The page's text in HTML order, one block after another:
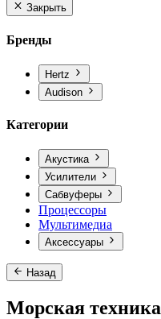
Закрыть
Бренды
Hertz
Audison
Категории
Акустика
Усилители
Сабвуферы
Процессоры
Мультимедиа
Аксессуары
Назад
Морская техника